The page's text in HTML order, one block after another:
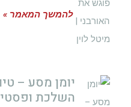
להמשך המאמר »
יומן מסע –
השלכת